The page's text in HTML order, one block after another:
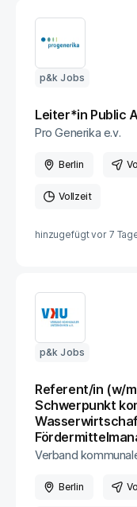
p&k Jobs
Leiter*in Public
Pro Generika e.v.
Berlin
Vollzeit
hinzugefügt vor 7
p&k Jobs
Referent/in (w/
Schwerpunkt
Verband
Berlin